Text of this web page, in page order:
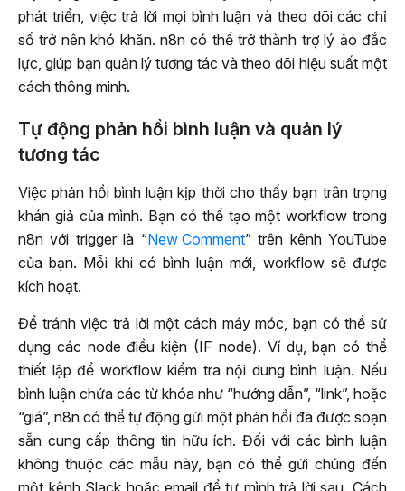
phát triển, việc trả lời mọi bình luận và theo dõi các chỉ
số trở nên khó khăn. n8n có thể trở thành trợ lý ảo đắc
lực, giúp bạn quản lý tương tác và theo dõi hiệu suất một
cách thông minh.
Tự động phản hồi bình luận và quản lý
tương tác
Việc phản hồi bình luận kịp thời cho thấy bạn trân trọng
khán giả của mình. Bạn có thể tạo một workflow trong
n8n với trigger là “New Comment” trên kênh YouTube
của bạn. Mỗi khi có bình luận mới, workflow sẽ được
kích hoạt.
Để tránh việc trả lời một cách máy móc, bạn có thể sử
dụng các node điều kiện (IF node). Ví dụ, bạn có thể
thiết lập để workflow kiểm tra nội dung bình luận. Nếu
bình luận chứa các từ khóa như “hướng dẫn”, “link”, hoặc
“giá”, n8n có thể tự động gửi một phản hồi đã được soạn
sẵn cung cấp thông tin hữu ích. Đối với các bình luận
không thuộc các mẫu này, bạn có thể gửi chúng đến